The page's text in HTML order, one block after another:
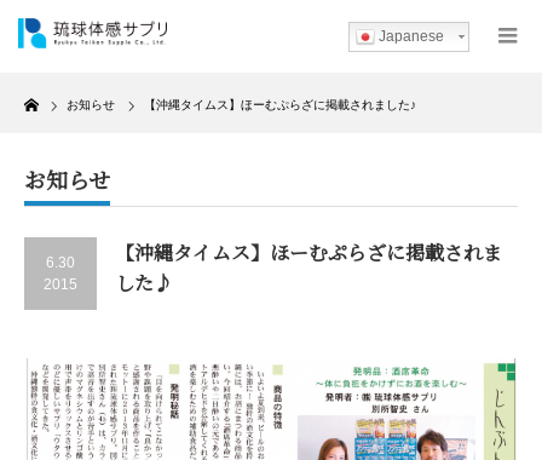
Japanese
Home
お知らせ 【沖縄タイムス】ほーむぷらざに掲載されました♪
お知らせ
6.30
2015
【沖縄タイムス】ほーむぷらざに掲載されま
した♪